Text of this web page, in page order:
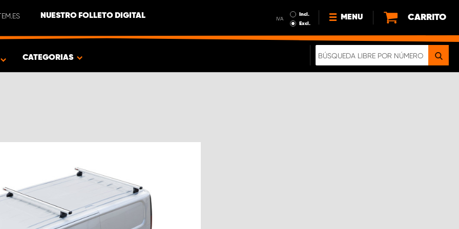
NUESTRO FOLLETO DIGITAL IVA
Incl.
Excl.
MENU
NOTICIAS
CARRITO
CATEGORIAS